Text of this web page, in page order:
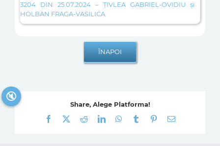
3204 DIN 25.07.2024 – ŢIVLEA GABRIEL-OVIDIU şi
HOLBAN FRAGA-VASILICA
Share, Alege Platforma!
Facebook
RedditLinkedInWhatsApp
Tumblr Pinterest
E-
🔇